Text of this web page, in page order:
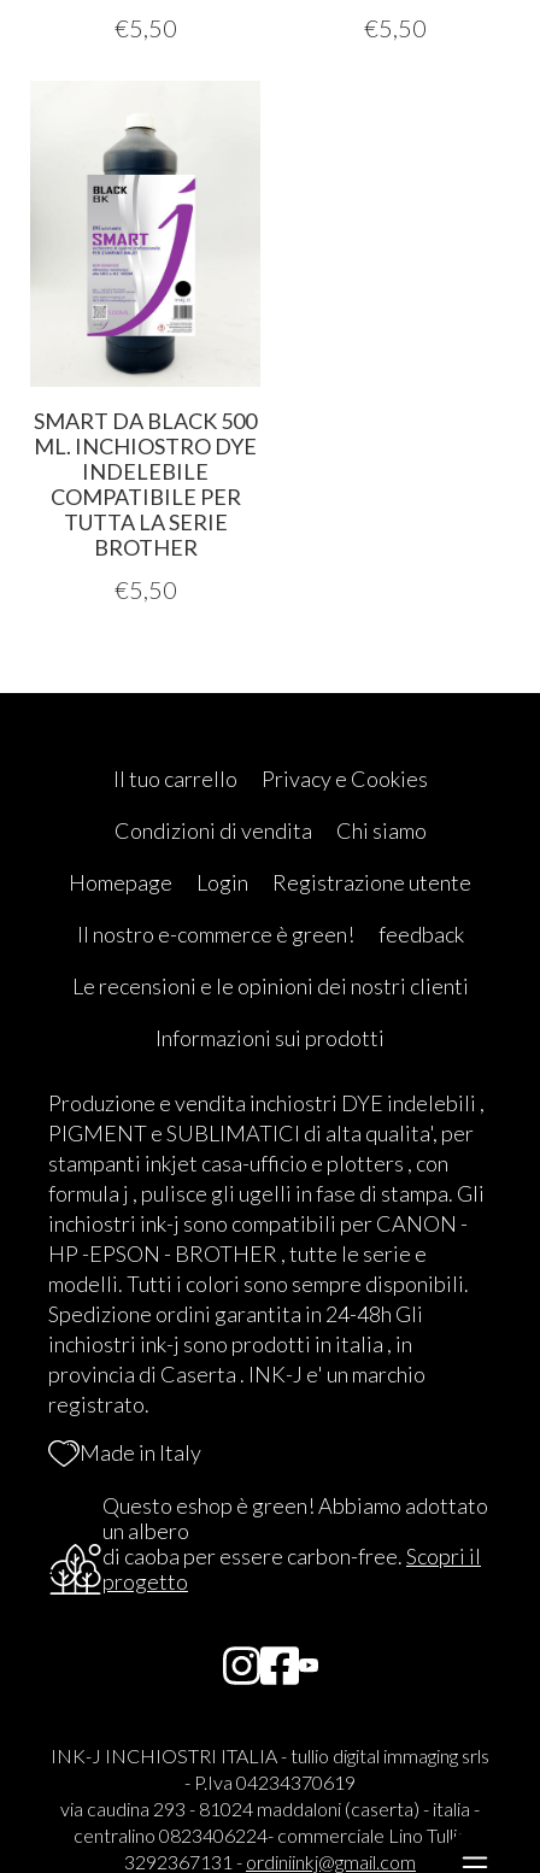
€5,50 €5,50
SMART DA BLACK 500
ML. INCHIOSTRO DYE
INDELEBILE
COMPATIBILE PER
TUTTA LA SERIE
BROTHER
€5,50
Il tuo carrello
Privacy e Cookies
Condizioni di vendita
Chi siamo
Homepage
Login
Registrazione utente
Il nostro e-commerce è green!
feedback
Le recensioni e le opinioni dei nostri clienti
Informazioni sui prodotti
Produzione e vendita inchiostri DYE indelebili ,
PIGMENT e SUBLIMATICI di alta qualita', per
stampanti inkjet casa-ufficio e plotters , con
formula j , pulisce gli ugelli in fase di stampa. Gli
inchiostri ink-j sono compatibili per CANON -
HP -EPSON - BROTHER , tutte le serie e
modelli. Tutti i colori sono sempre disponibili.
Spedizione ordini garantita in 24-48h Gli
inchiostri ink-j sono prodotti in italia , in
provincia di Caserta . INK-J e' un marchio
registrato.
Made in Italy
Questo eshop è green! Abbiamo adottato
un albero
di caoba per essere carbon-free.Scopri il
progetto
INK-J INCHIOSTRI ITALIA - tullio digital immaging srls
- P.Iva 04234370619
via caudina 293 - 81024 maddaloni (caserta) - italia -
centralino 0823406224- commerciale Lino Tullio
3292367131 - ordiniinkj@gmail.com